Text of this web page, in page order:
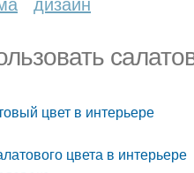
цвет в интерьере
цвета в интерьере